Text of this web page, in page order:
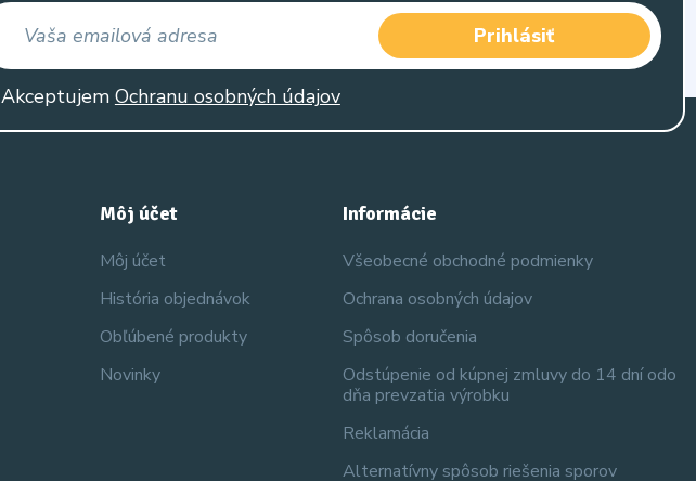
Prihlásiť
Akceptujem Ochranu osobných údajov
Môj účet
Môj účet
História objednávok
Obľúbené produkty
Novinky
Informácie
Všeobecné obchodné podmienky
Ochrana osobných údajov
Spôsob doručenia
Odstúpenie od kúpnej zmluvy do 14 dní odo
dňa prevzatia výrobku
Reklamácia
Alternatívny spôsob riešenia sporov